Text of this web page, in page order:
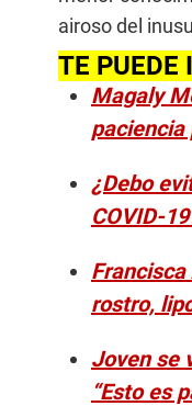
airoso del
TE PUEDE
Magaly
paciencia
¿Debo
COVID-
rostro,
Joven se
“Esto es